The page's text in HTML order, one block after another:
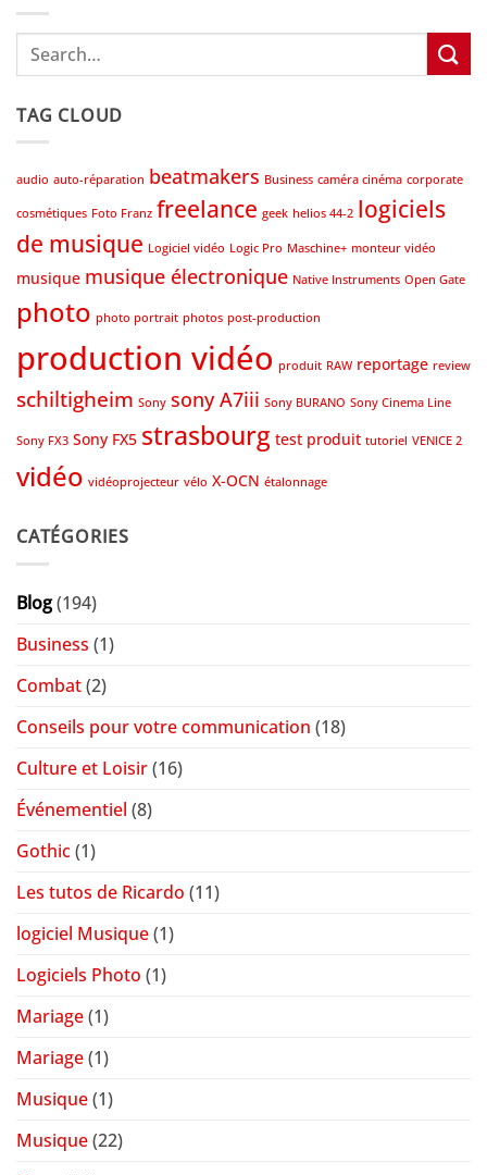
TAG CLOUD
audio auto-réparation beatmakers Business caméra cinéma corporate
cosmétiques Foto Franz freelance geek helios 44-2 logiciels
de musique Logiciel vidéo Logic Pro Maschine+ monteur vidéo
musique musique électronique Native Instruments Open Gate
photo photo portrait photos post-production
production vidéo produit RAW reportage review
schiltigheim Sony sony A7iii Sony BURANO Sony Cinema Line
Sony FX3 Sony FX5 strasbourg test produit tutoriel VENICE 2
vidéo vidéoprojecteur vélo X-OCN étalonnage
CATÉGORIES
Blog(194)
Business (1)
Combat(2)
Conseils pour votre communication (18)
Culture et Loisir(16)
Événementiel (8)
Gothic(1)
Les tutos de Ricardo (11)
logiciel Musique(1)
Logiciels Photo (1)
Mariage(1)
Mariage(1)
Musique(1)
Musique(22)